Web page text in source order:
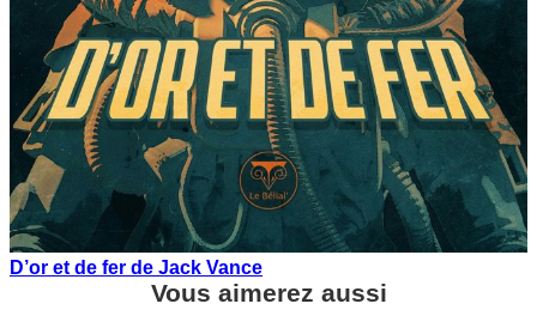
D’or et de fer de Jack Vance
Vous aimerez aussi